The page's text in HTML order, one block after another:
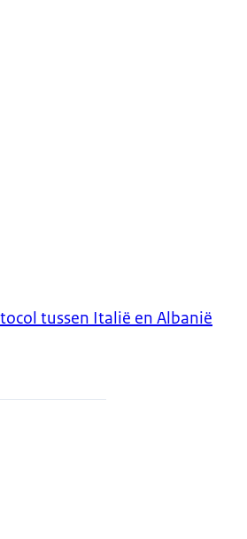
tussen Italië en Albanië